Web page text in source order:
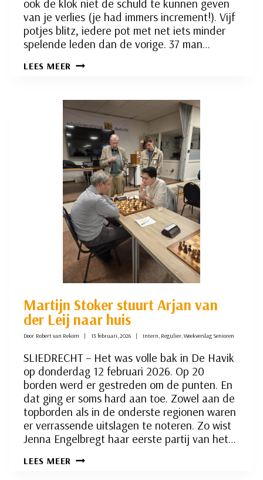
ook de klok niet de schuld te kunnen geven
van je verlies (je had immers increment!). Vijf
potjes blitz, iedere pot met net iets minder
spelende leden dan de vorige. 37 man…
LEES MEER HELEMAAL
Martijn Stoker stuurt Arjan van
der Leij naar huis
Door Robert van Rekom 13 februari, 2026 Intern, Regulier,Weekverslag Senioren
SLIEDRECHT – Het was volle bak in De Havik
op donderdag 12 februari 2026. Op 20
borden werd er gestreden om de punten. En
dat ging er soms hard aan toe. Zowel aan de
topborden als in de onderste regionen waren
er verrassende uitslagen te noteren. Zo wist
Jenna Engelbregt haar eerste partij van het…
LEES MEER MARTIJN